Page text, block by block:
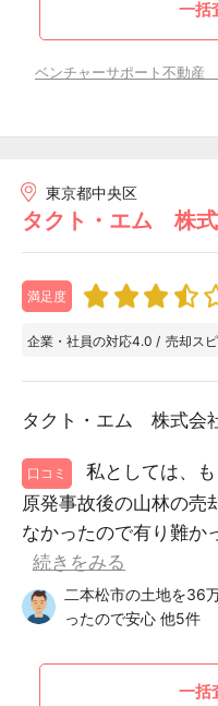
一括
ベンチャーサポート不動産
東京都中央区
タクト・エム 株
満足度
企業・社員の対応4.0 / 売却ス
タクト・エム 株式会
口コミ
私としては、
原発事故後の山林の売
なかったので有り難か
続きをみる
二本松市の土地を36
ったので安心 他5件
一括